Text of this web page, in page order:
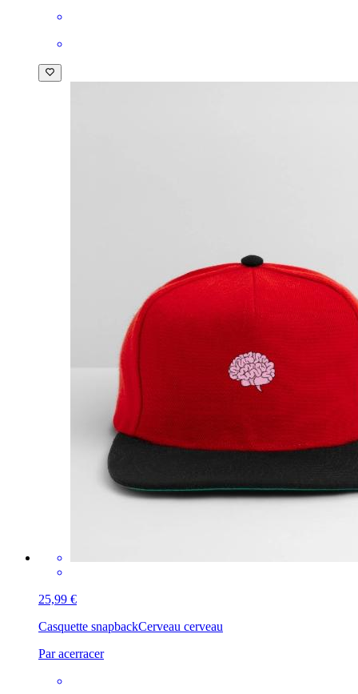
25,99 €
Casquette snapbackCerveau cerveau
Par acerracer